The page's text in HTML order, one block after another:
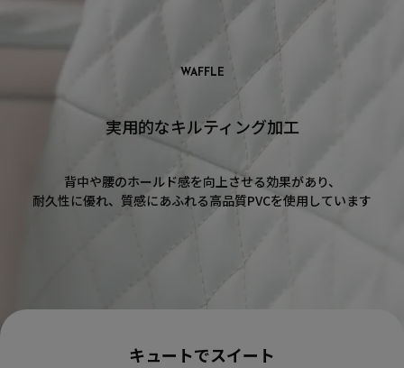
WAFFLE
実用的なキルティング加工
背中や腰のホールド感を向上させる効果があり、
耐久性に優れ、質感にあふれる高品質PVCを使用しています
キュートでスイート